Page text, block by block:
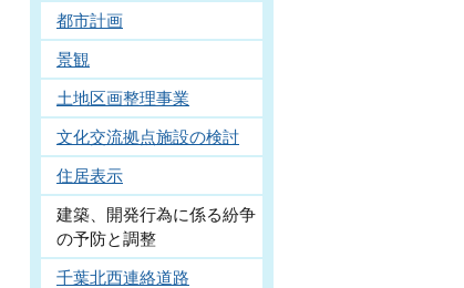
都市計画
景観
土地区画整理事業
文化交流拠点施設の検討
住居表示
建築、開発行為に係る紛争
の予防と調整
千葉北西連絡道路